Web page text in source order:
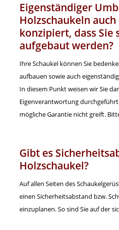
Eigenständiger
Holzschaukeln
konzipiert, dass Sie
aufgebaut werden?
Ihre Schaukel können Sie
aufbauen sowie auch
In diesem Punkt weisen wir Sie
Eigenverantwortung
mögliche Garantie nicht greift.
Gibt es
Holzschaukel?
Auf allen Seiten des
einen Sicherheitsabstand bzw.
einzuplanen. So sind Sie auf der